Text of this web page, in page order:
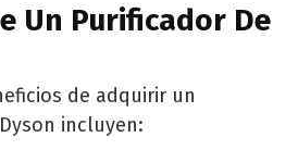
Un Purificador De
de adquirir un
incluyen: